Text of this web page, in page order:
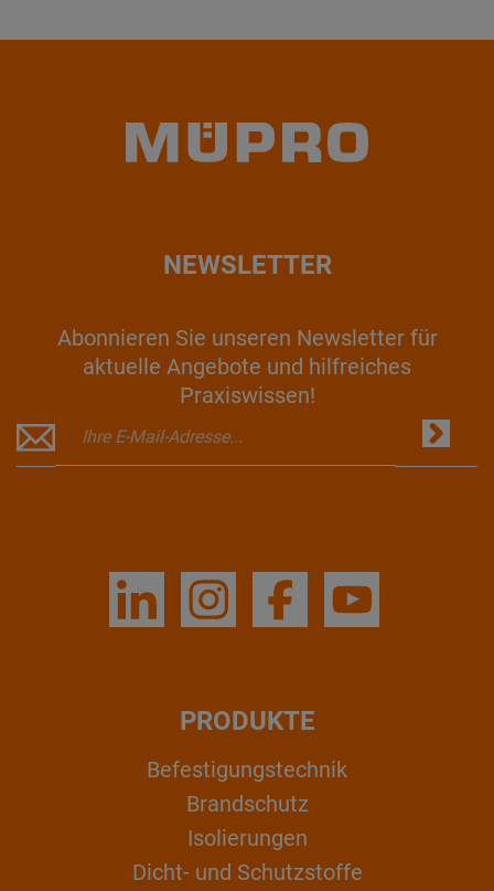
NEWSLETTER
Abonnieren Sie unseren Newsletter für
aktuelle Angebote und hilfreiches
Praxiswissen!
PRODUKTE
Befestigungstechnik
Brandschutz
Isolierungen
Dicht- und Schutzstoffe